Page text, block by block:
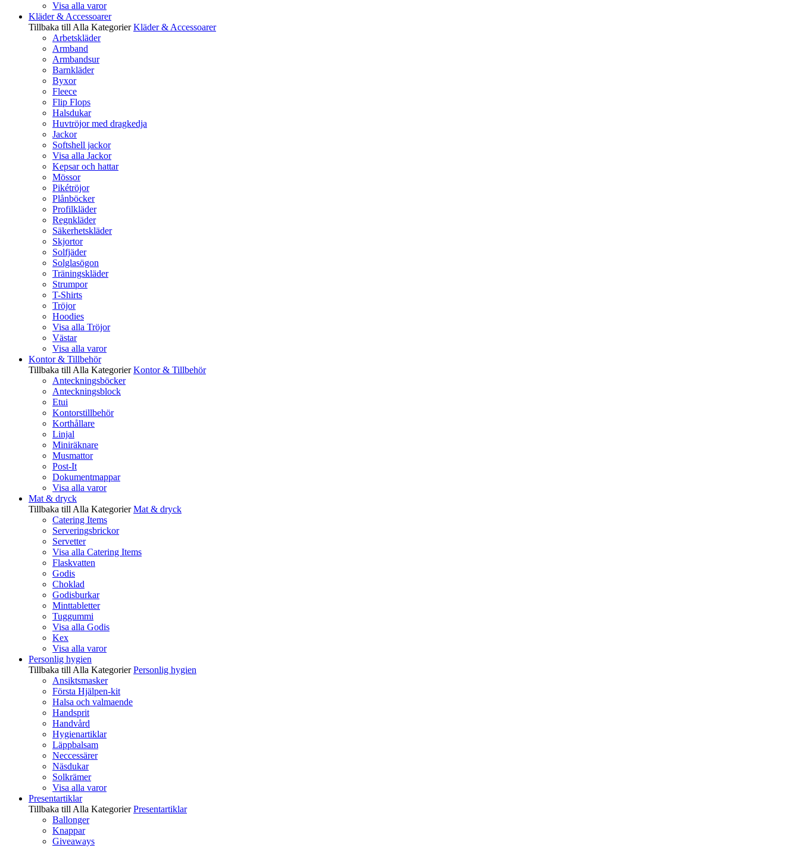
Visa alla varor
Kläder & Accessoarer
Tillbaka till Alla Kategorier Kläder & Accessoarer
Arbetskläder
Armband
Armbandsur
Barnkläder
Byxor
Fleece
Flip Flops
Halsdukar
Huvtröjor med dragkedja
Jackor
Softshell jackor
Visa alla Jackor
Kepsar och hattar
Mössor
Pikétröjor
Plånböcker
Profilkläder
Regnkläder
Säkerhetskläder
Skjortor
Solfjäder
Solglasögon
Träningskläder
Strumpor
T-Shirts
Tröjor
Hoodies
Visa alla Tröjor
Västar
Visa alla varor
Kontor & Tillbehör
Tillbaka till Alla Kategorier Kontor & Tillbehör
Anteckningsböcker
Anteckningsblock
Etui
Kontorstillbehör
Korthållare
Linjal
Miniräknare
Musmattor
Post-It
Dokumentmappar
Visa alla varor
Mat & dryck
Tillbaka till Alla Kategorier Mat & dryck
Catering Items
Serveringsbrickor
Servetter
Visa alla Catering Items
Flaskvatten
Godis
Choklad
Godisburkar
Minttabletter
Tuggummi
Visa alla Godis
Kex
Visa alla varor
Personlig hygien
Tillbaka till Alla Kategorier Personlig hygien
Ansiktsmasker
Första Hjälpen-kit
Halsa och valmaende
Handsprit
Handvård
Hygienartiklar
Läppbalsam
Neccessärer
Näsdukar
Solkrämer
Visa alla varor
Presentartiklar
Tillbaka till Alla Kategorier Presentartiklar
Ballonger
Knappar
Giveaways